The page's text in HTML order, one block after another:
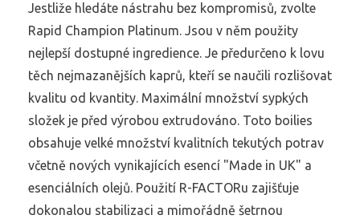
Jestliže hledáte nástrahu bez kompromisů, zvolte
Rapid Champion Platinum. Jsou v něm použity
nejlepší dostupné ingredience. Je předurčeno k lovu
těch nejmazanějších kaprů, kteří se naučili rozlišovat
kvalitu od kvantity. Maximální množství sypkých
složek je před výrobou extrudováno. Toto boilies
obsahuje velké množství kvalitních tekutých potrav
včetně nových vynikajících esencí "Made in UK" a
esenciálních olejů. Použití R-FACTORu zajišťuje
dokonalou stabilizaci a mimořádně šetrnou